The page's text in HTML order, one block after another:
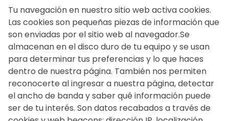
Tu navegación en nuestro sitio web activa cookies.
Las cookies son pequeñas piezas de información que
son enviadas por el sitio web al navegador.Se
almacenan en el disco duro de tu equipo y se usan
para determinar tus preferencias y lo que haces
dentro de nuestra página. También nos permiten
reconocerte al ingresar a nuestra página, detectar
el ancho de banda y saber qué información puede
ser de tu interés. Son datos recabados a través de